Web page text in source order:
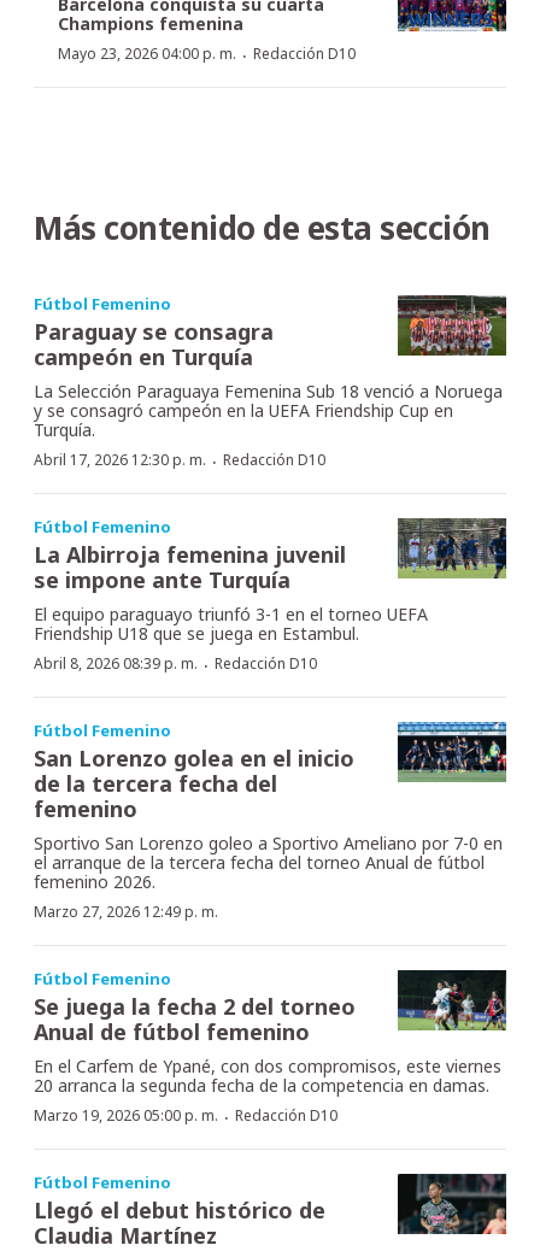
Champions femenina
Mayo 23, 2026 04:00 p. m. · Redacción D10
Más contenido de esta sección
Fútbol Femenino
Paraguay se consagra
campeón en Turquía
La Selección Paraguaya Femenina Sub 18 venció a Noruega
y se consagró campeón en la UEFA Friendship Cup en
Turquía.
Abril 17, 2026 12:30 p. m. · Redacción D10
Fútbol Femenino
La Albirroja femenina juvenil
se impone ante Turquía
El equipo paraguayo triunfó 3-1 en el torneo UEFA
Friendship U18 que se juega en Estambul.
Abril 8, 2026 08:39 p. m. · Redacción D10
Fútbol Femenino
San Lorenzo golea en el inicio
de la tercera fecha del
femenino
Sportivo San Lorenzo goleo a Sportivo Ameliano por 7-0 en
el arranque de la tercera fecha del torneo Anual de fútbol
femenino 2026.
Marzo 27, 2026 12:49 p. m.
Fútbol Femenino
Se juega la fecha 2 del torneo
Anual de fútbol femenino
En el Carfem de Ypané, con dos compromisos, este viernes
20 arranca la segunda fecha de la competencia en damas.
Marzo 19, 2026 05:00 p. m. · Redacción D10
Fútbol Femenino
Llegó el debut histórico de
Claudia Martínez